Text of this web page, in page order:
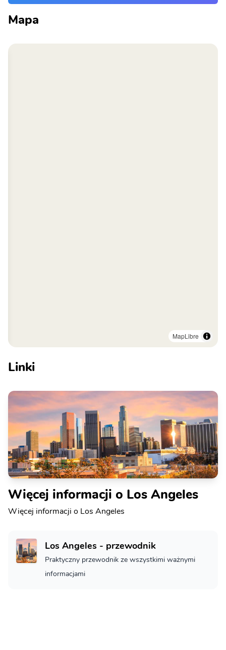
Mapa
MapLibre
Linki
Więcej informacji o Los Angeles
Więcej informacji o Los Angeles
Los Angeles - przewodnik
Praktyczny przewodnik ze wszystkimi ważnymi
informacjami